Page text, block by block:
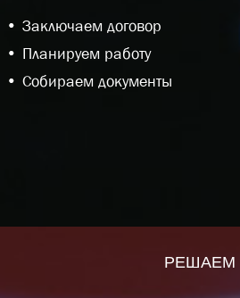
Заключаем договор
Планируем работу
Собираем документы
РЕШАЕМ